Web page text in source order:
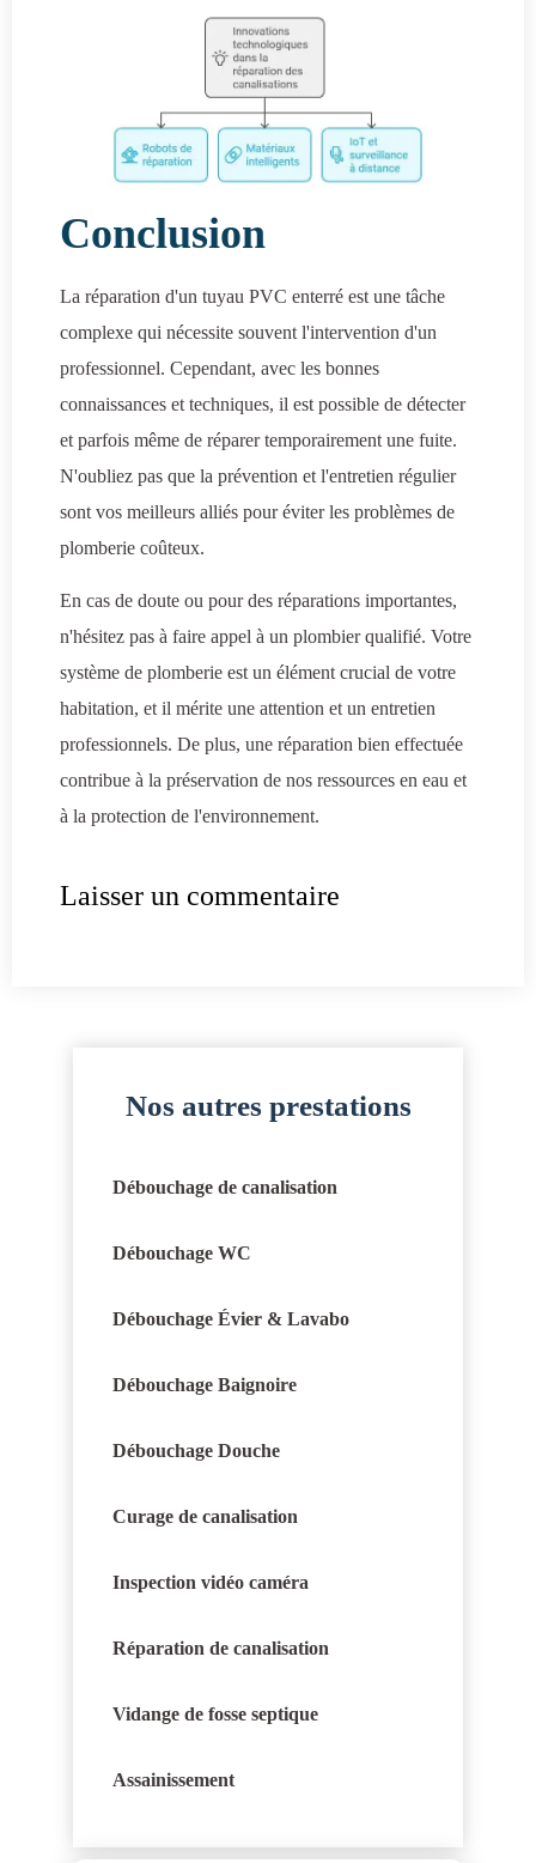
Conclusion
La réparation d'un tuyau PVC enterré est une tâche
complexe qui nécessite souvent l'intervention d'un
professionnel. Cependant, avec les bonnes
connaissances et techniques, il est possible de détecter
et parfois même de réparer temporairement une fuite.
N'oubliez pas que la prévention et l'entretien régulier
sont vos meilleurs alliés pour éviter les problèmes de
plomberie coûteux.
En cas de doute ou pour des réparations importantes,
n'hésitez pas à faire appel à un plombier qualifié. Votre
système de plomberie est un élément crucial de votre
habitation, et il mérite une attention et un entretien
professionnels. De plus, une réparation bien effectuée
contribue à la préservation de nos ressources en eau et
à la protection de l'environnement.
Laisser un commentaire
Nos autres prestations
Débouchage de canalisation
Débouchage WC
Débouchage Évier & Lavabo
Débouchage Baignoire
Débouchage Douche
Curage de canalisation
Inspection vidéo caméra
Réparation de canalisation
Vidange de fosse septique
Assainissement